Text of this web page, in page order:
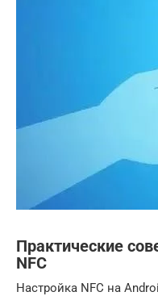
Практические
NFC
Настройка NFC на